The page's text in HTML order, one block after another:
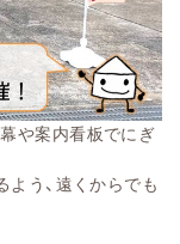
や案内看板でにぎ
よう、遠くからでも